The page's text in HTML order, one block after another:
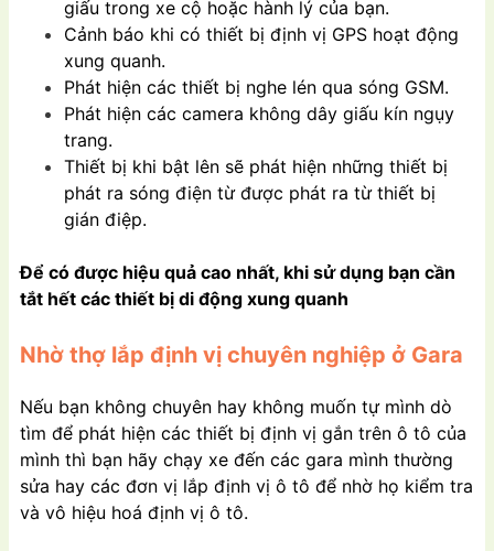
giấu trong xe cộ hoặc hành lý của bạn.
Cảnh báo khi có thiết bị định vị GPS hoạt động
xung quanh.
Phát hiện các thiết bị nghe lén qua sóng GSM.
Phát hiện các camera không dây giấu kín ngụy
trang.
Thiết bị khi bật lên sẽ phát hiện những thiết bị
phát ra sóng điện từ được phát ra từ thiết bị
gián điệp.
Để có được hiệu quả cao nhất, khi sử dụng bạn cần
tắt hết các thiết bị di động xung quanh
Nhờ thợ lắp định vị chuyên nghiệp ở Gara
Nếu bạn không chuyên hay không muốn tự mình dò
tìm để phát hiện các thiết bị định vị gắn trên ô tô của
mình thì bạn hãy chạy xe đến các gara mình thường
sửa hay các đơn vị lắp định vị ô tô để nhờ họ kiểm tra
và vô hiệu hoá định vị ô tô.